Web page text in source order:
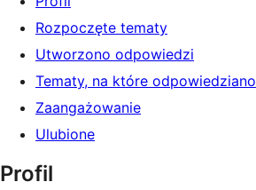
Rozpoczęte tematy
Utworzono odpowiedzi
Tematy, na które odpowiedziano
Zaangażowanie
Ulubione
Profil